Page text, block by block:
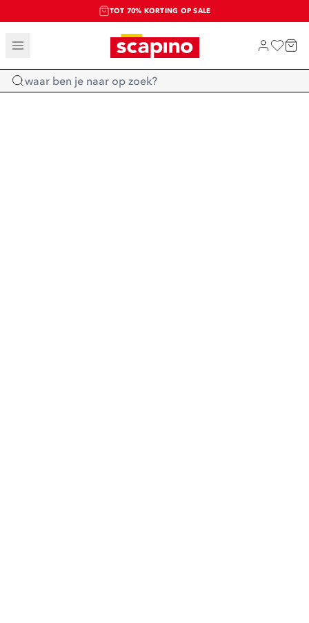
TOT 70% KORTING OP SALE
SALE: LAATSTE KANS!
SHOP NIEUW
Home